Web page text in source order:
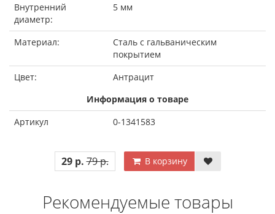
Внутренний
диаметр:
5 мм
Материал:
Сталь с гальваническим
покрытием
Цвет:
Антрацит
Информация о товаре
Артикул
0-1341583
29 р. 79 р. В корзину
Рекомендуемые товары